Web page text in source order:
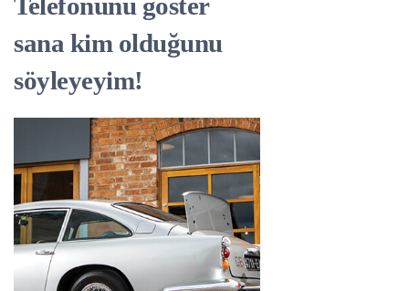
sana kim olduğunu
söyleyeyim!